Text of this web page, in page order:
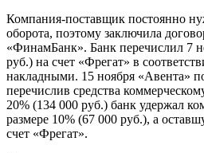
Компания-поставщик постоянно
оборота, поэтому заключила
«ФинамБанк». Банк перечислил 7
руб.) на счет «Фрегат» в
накладными. 15 ноября «Авента»
перечислив средства
20% (134 000 руб.) банк удержал
размере 10% (67 000 руб.), а
счет «Фрегат».